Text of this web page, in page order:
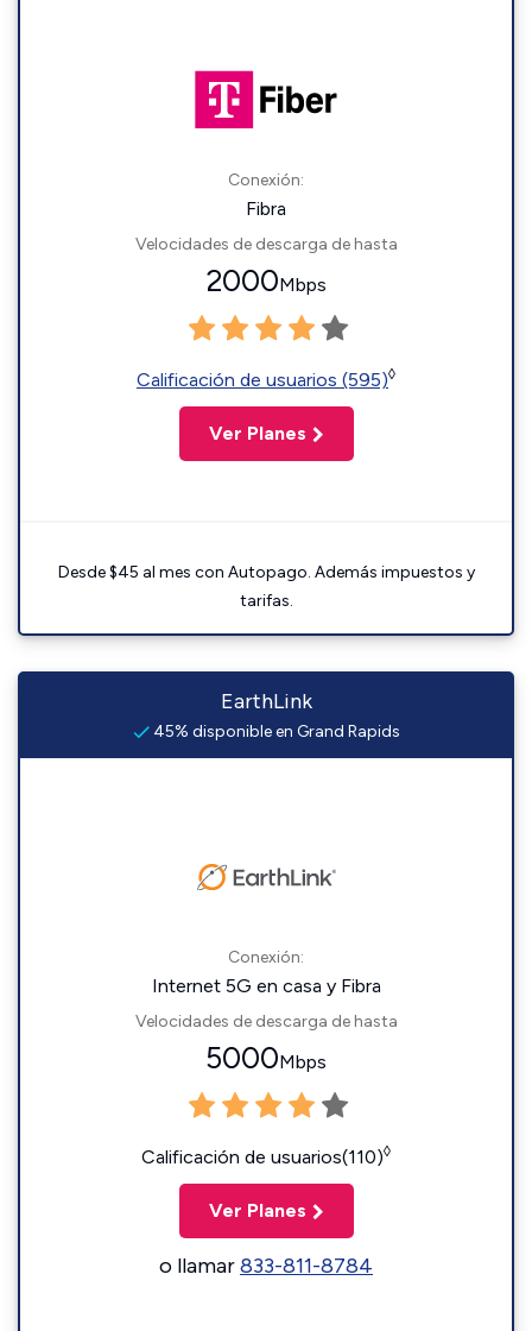
Conexión:
Fibra
Velocidades de descarga de hasta
2000Mbps
Calificación de usuarios (595)◊
Ver Planes
Desde $45 al mes con Autopago. Además impuestos y
tarifas.
EarthLink
45% disponible en Grand Rapids
Conexión:
Internet 5G en casa y Fibra
Velocidades de descarga de hasta
5000Mbps
Calificación de usuarios(110)◊
Ver Planes
o llamar833-811-8784